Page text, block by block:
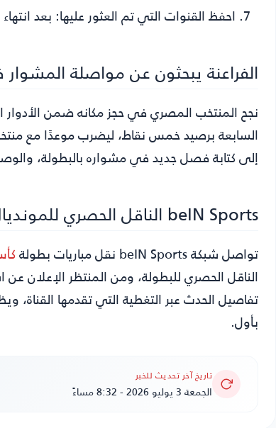
احفظ القنوات التي تم العثور عليها: بعد
الفراعنة يبحثون عن مواصلة
نجح المنتخب المصري في حجز مكانه ضمن الأدوار
السابعة برصيد خمس نقاط، ليضرب موعدًا مع
إلى كتابة فصل جديد في مشواره بالبطولة،
beIN Sports الناقل الحصري للمونديال
تواصل شبكة beIN Sports نقل مباريات بطولة
الناقل الحصري للبطولة، ومن المنتظر الإعلان عن
تفاصيل الحدث عبر التغطية التي تقدمها
بأول.
تاريخ آخر تحديث للخبر
الجمعة 3 يوليو 2026 - 8:32 مساءً